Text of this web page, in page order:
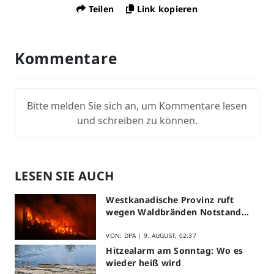
Teilen Link kopieren
Kommentare
Bitte melden Sie sich an, um Kommentare lesen
und schreiben zu können.
LESEN SIE AUCH
Westkanadische Provinz ruft
wegen Waldbränden Notstand
VON: DPA | 9. AUGUST, 02:37
Hitzealarm am Sonntag: Wo es
wieder heiß wird